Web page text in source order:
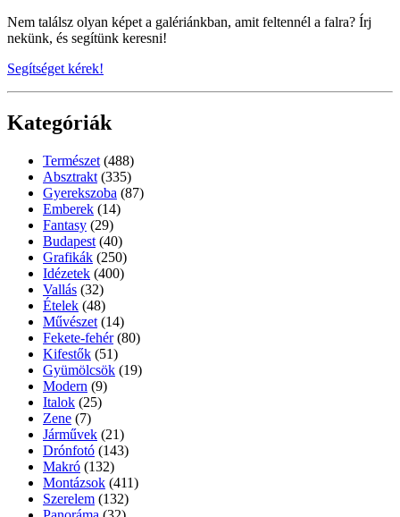
Nem találsz olyan képet a galériánkban, amit feltennél a falra? Írj
nekünk, és segítünk keresni!
Segítséget kérek!
Kategóriák
Természet (488)
Absztrakt (335)
Gyerekszoba (87)
Emberek (14)
Fantasy (29)
Budapest (40)
Grafikák (250)
Idézetek (400)
Vallás (32)
Ételek (48)
Művészet (14)
Fekete-fehér (80)
Kifestők (51)
Gyümölcsök (19)
Modern (9)
Italok (25)
Zene (7)
Járművek (21)
Drónfotó (143)
Makró (132)
Montázsok (411)
Szerelem (132)